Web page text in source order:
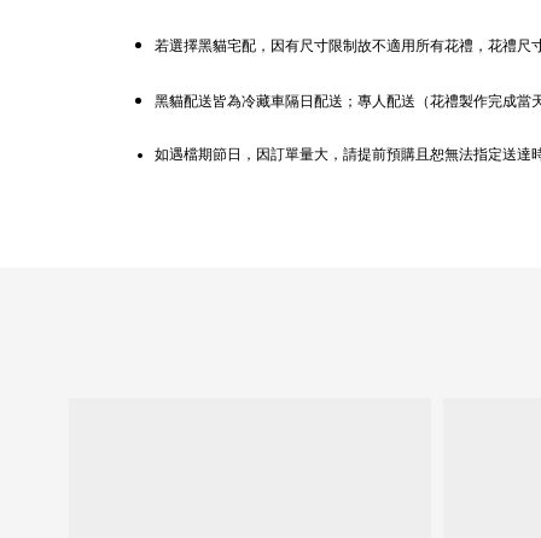
若選擇黑貓宅配，因有尺寸限制故不適用所有花禮，花禮尺
黑貓配送皆為冷藏車隔日配送；專人配送（花禮製作完成
如遇檔期節日，因訂單量大，請提前預購且恕無法指定送達